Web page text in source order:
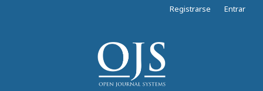
Registrarse Entrar